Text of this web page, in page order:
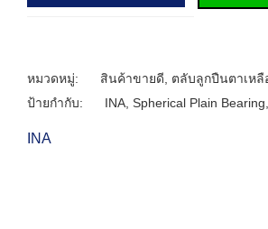
หมวดหมู่: สินค้าขายดี
ตลับลูกปืนตาเหลื
ป้ายกำกับ:
INA Spherical Plain Bearing
INA